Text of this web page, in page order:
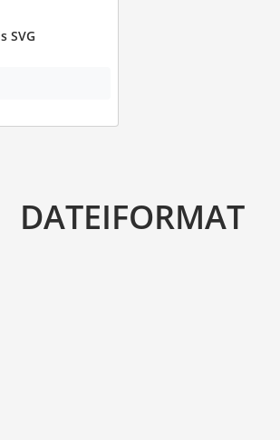
SVG
DATEIFORMAT